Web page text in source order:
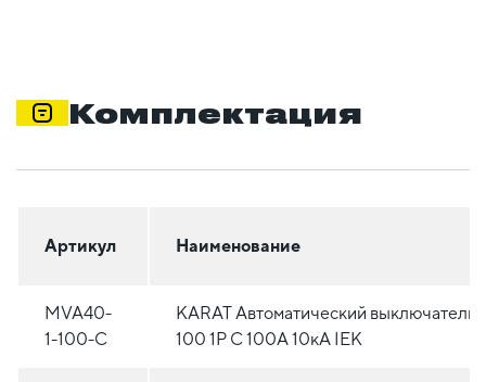
Комплектация
Артикул Наименование
MVA40-
1-100-C
KARAT Автоматический выключатель
100 1P C 100А 10кА IEK